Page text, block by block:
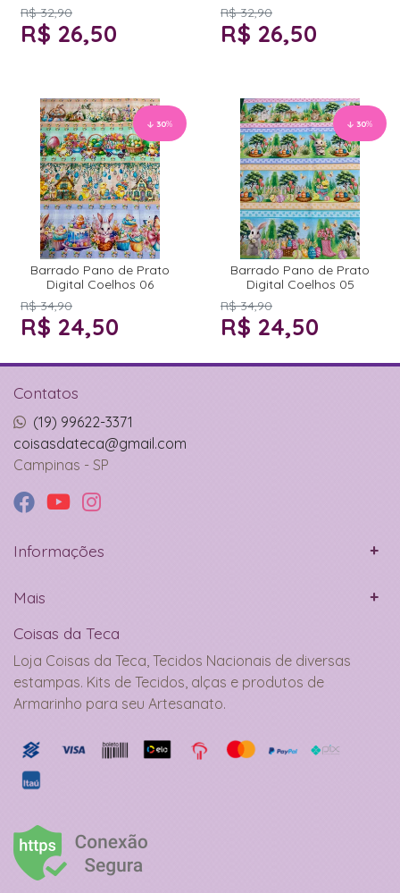
R$ 32,90
R$ 26,50
R$ 32,90
R$ 26,50
30%
Barrado Pano de Prato
Digital Coelhos 06
R$ 34,90
R$ 24,50
30%
Barrado Pano de Prato
Digital Coelhos 05
R$ 34,90
R$ 24,50
Contatos
(19) 99622-3371
coisasdateca@gmail.com
Campinas - SP
Informações
Mais
Coisas da Teca
Loja Coisas da Teca, Tecidos Nacionais de diversas
estampas. Kits de Tecidos, alças e produtos de
Armarinho para seu Artesanato.